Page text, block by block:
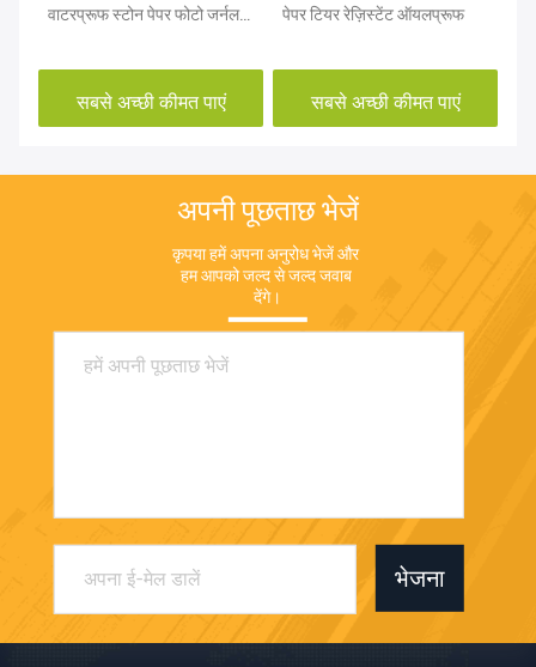
वाटरप्रूफ स्टोन पेपर फोटो जर्नल
सबसे अच्छी कीमत पाएं
पेपर टियर रेज़िस्टेंट ऑयलप्रूफ
सबसे अच्छी कीमत पाएं
अपनी पूछताछ भेजें
कृपया हमें अपना अनुरोध भेजें और
हम आपको जल्द से जल्द जवाब
देंगे।
भेजना